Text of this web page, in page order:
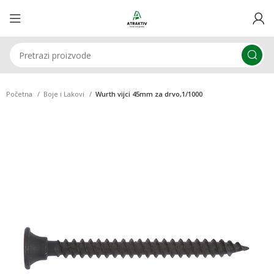
Početna Boje i Lakovi Wurth vijci 45mm za drvo,1/1000